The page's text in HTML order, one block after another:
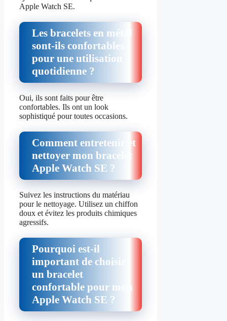
Apple Watch SE.
Les bracelets en métal
sont-ils confortables
pour une utilisation
quotidienne ?
Oui, ils sont faits pour être
confortables. Ils ont un look
sophistiqué pour toutes occasions.
Comment entretenir et
nettoyer mon bracelet
Apple Watch SE ?
Suivez les instructions du matériau
pour le nettoyage. Utilisez un chiffon
doux et évitez les produits chimiques
agressifs.
Pourquoi est-il
important de choisir
un bracelet
confortable pour mon
Apple Watch SE ?